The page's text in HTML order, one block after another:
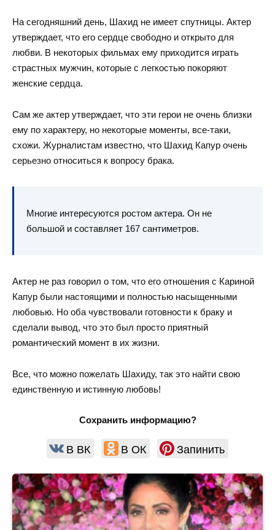
На сегодняшний день, Шахид не имеет спутницы. Актер
утверждает, что его сердце свободно и открыто для
любви. В некоторых фильмах ему приходится играть
страстных мужчин, которые с легкостью покоряют
женские сердца.
Сам же актер утверждает, что эти герои не очень близки
ему по характеру, но некоторые моменты, все-таки,
схожи. Журналистам известно, что Шахид Капур очень
серьезно относиться к вопросу брака.
Многие интересуются ростом актера. Он не
большой и составляет 167 сантиметров.
Актер не раз говорил о том, что его отношения с Кариной
Капур были настоящими и полностью насыщенными
любовью. Но оба чувствовали готовности к браку и
сделали вывод, что это был просто приятный
романтический момент в их жизни.
Все, что можно пожелать Шахиду, так это найти свою
единственную и истинную любовь!
Сохранить информацию?
В ВК В ОК Запинить